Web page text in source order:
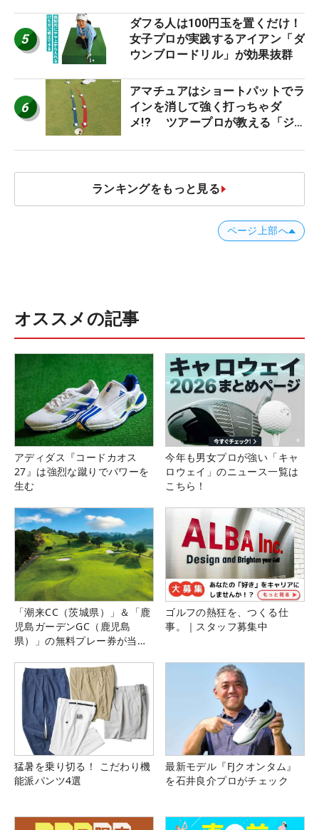
5
ダフる人は100円玉を置くだけ！
女子プロが実践するアイアン「ダ
ウンブロードリル」が効果抜群
6
アマチュアはショートパットでラ
インを消して強く打っちゃダ
メ!? ツアープロが教える「ジ
減するワケ
ランキングをもっと見る
ページ上部へ
オススメの記事
アディダス『コードカオス
27』は強烈な蹴りでパワーを
生む
今年も男女プロが強い「キャ
ロウェイ」のニュース一覧は
こちら！
「潮来CC（茨城県）」＆「鹿
児島ガーデンGC（鹿児島
県）」の無料プレー券が当た
ゴルフの熱狂を、つくる仕
事。｜スタッフ募集中
猛暑を乗り切る！ こだわり機
能派パンツ4選
最新モデル『FJクオンタム』
を石井良介プロがチェック